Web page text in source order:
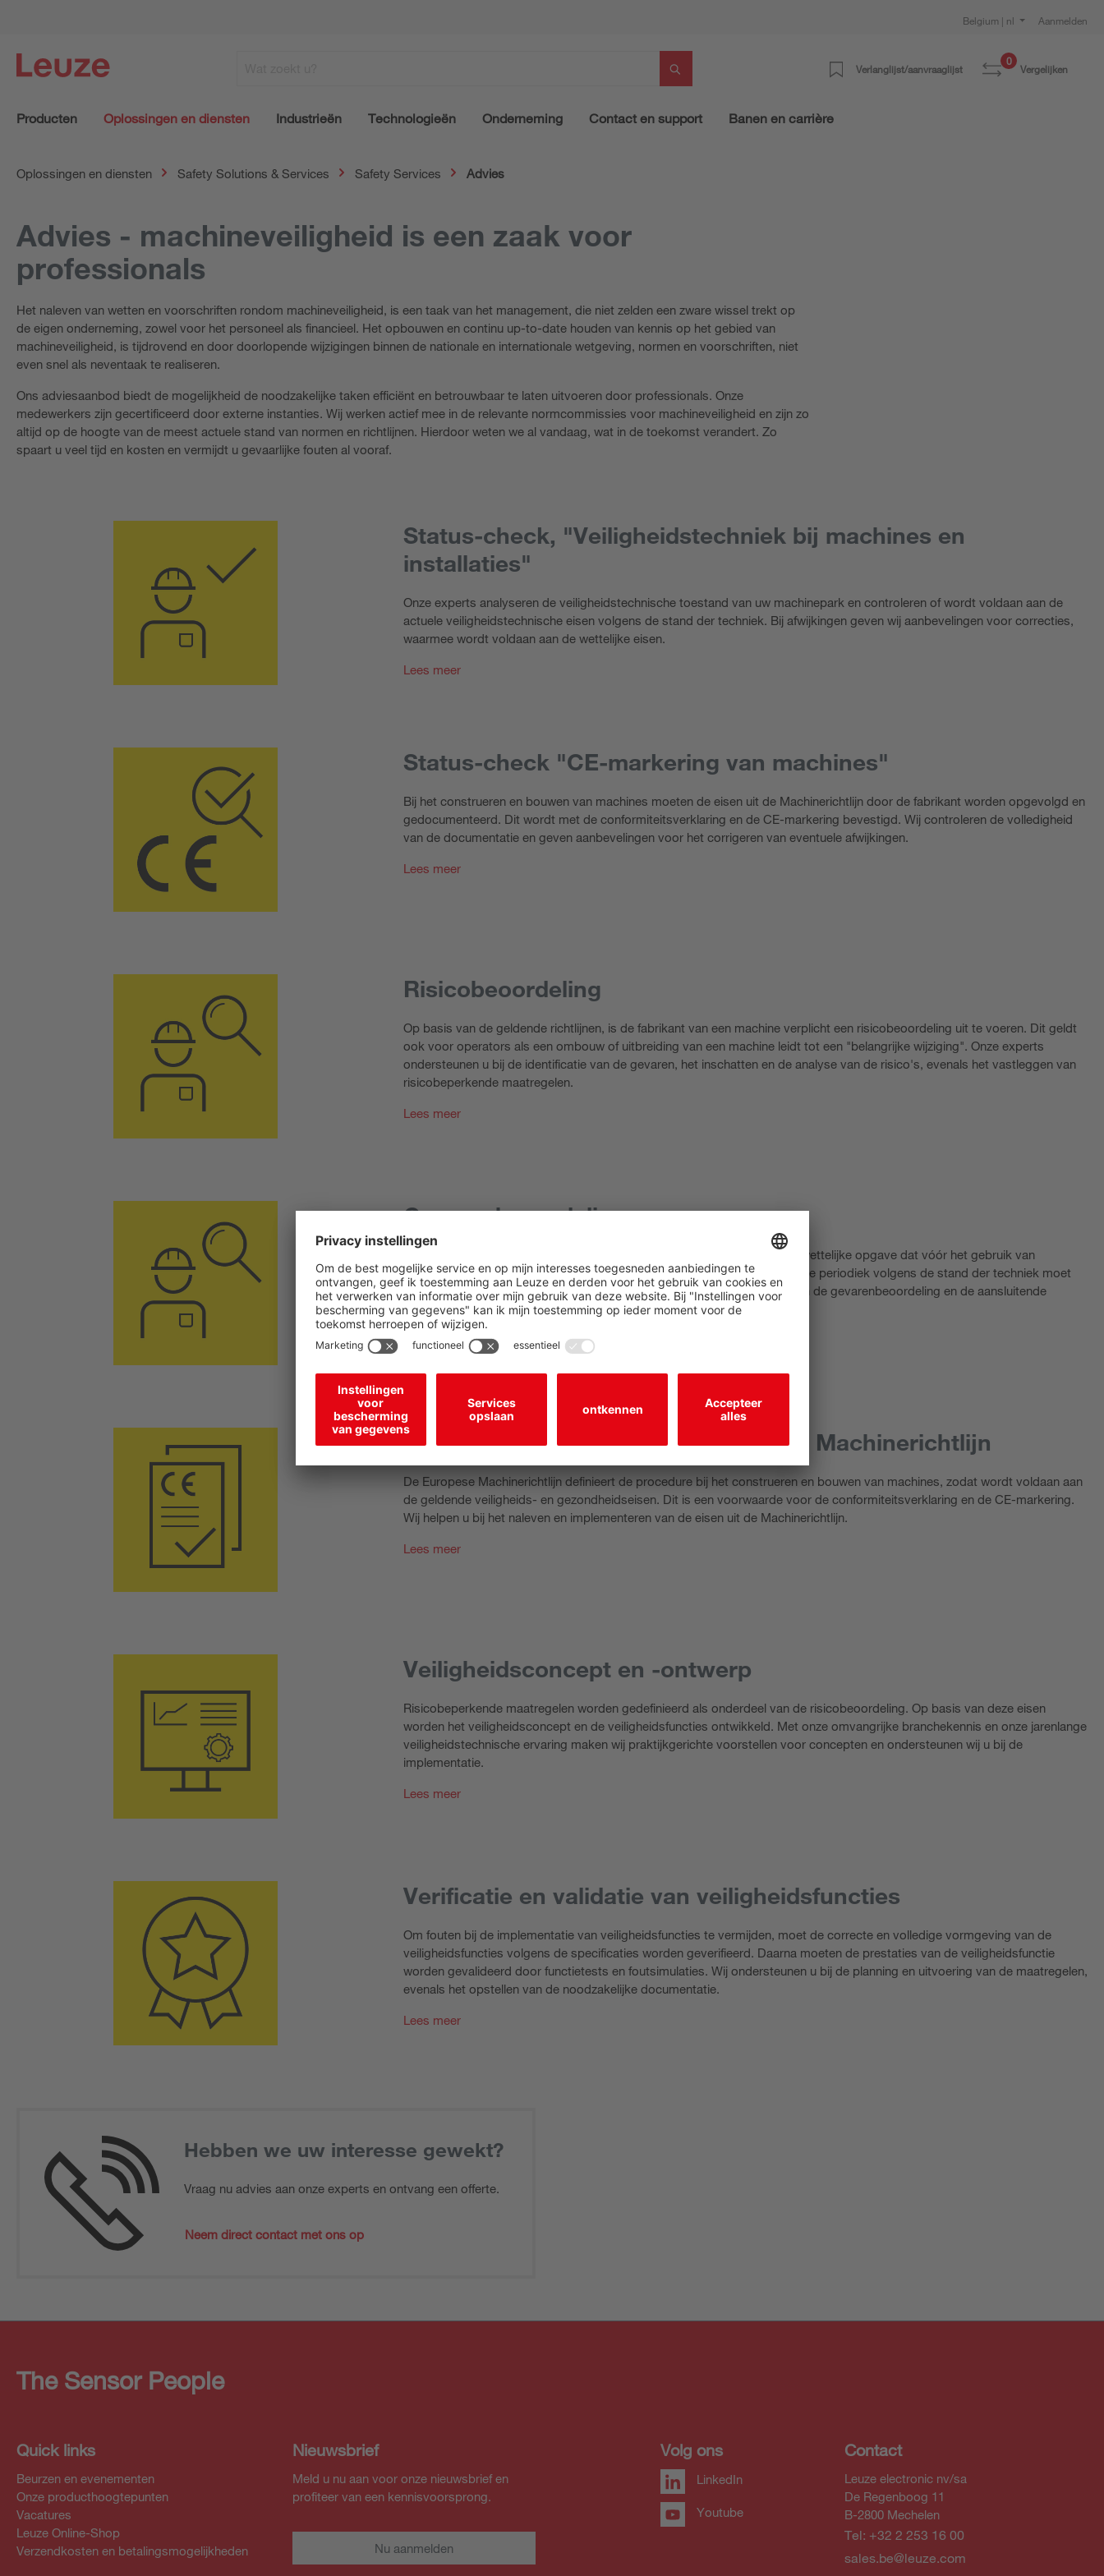
Belgium | nl Aanmelden
Verlanglijst/aanvraaglijst
0
Vergelijken
Producten Oplossingen en diensten Industrieën Technologieën Onderneming Contact en support Banen en carrière
Oplossingen en diensten Safety Solutions & Services Safety Services Advies
Advies - machineveiligheid is een zaak voor
professionals
Het naleven van wetten en voorschriften rondom machineveiligheid, is een taak van het management, die niet zelden een zware wissel trekt op
de eigen onderneming, zowel voor het personeel als financieel. Het opbouwen en continu up-to-date houden van kennis op het gebied van
machineveiligheid, is tijdrovend en door doorlopende wijzigingen binnen de nationale en internationale wetgeving, normen en voorschriften, niet
even snel als neventaak te realiseren.
Ons adviesaanbod biedt de mogelijkheid de noodzakelijke taken efficiënt en betrouwbaar te laten uitvoeren door professionals. Onze
medewerkers zijn gecertificeerd door externe instanties. Wij werken actief mee in de relevante normcommissies voor machineveiligheid en zijn zo
altijd op de hoogte van de meest actuele stand van normen en richtlijnen. Hierdoor weten we al vandaag, wat in de toekomst verandert. Zo
spaart u veel tijd en kosten en vermijdt u gevaarlijke fouten al vooraf.
Status-check, "Veiligheidstechniek bij machines en
installaties"
Onze experts analyseren de veiligheidstechnische toestand van uw machinepark en controleren of wordt voldaan aan de
actuele veiligheidstechnische eisen volgens de stand der techniek. Bij afwijkingen geven wij aanbevelingen voor correcties,
waarmee wordt voldaan aan de wettelijke eisen.
Lees meer
Status-check "CE-markering van machines"
Bij het construeren en bouwen van machines moeten de eisen uit de Machinerichtlijn door de fabrikant worden opgevolgd en
gedocumenteerd. Dit wordt met de conformiteitsverklaring en de CE-markering bevestigd. Wij controleren de volledigheid
van de documentatie en geven aanbevelingen voor het corrigeren van eventuele afwijkingen.
Lees meer
Risicobeoordeling
Op basis van de geldende richtlijnen, is de fabrikant van een machine verplicht een risicobeoordeling uit te voeren. Dit geldt
ook voor operators als een ombouw of uitbreiding van een machine leidt tot een "belangrijke wijziging". Onze experts
ondersteunen u bij de identificatie van de gevaren, het inschatten en de analyse van de risico's, evenals het vastleggen van
risicobeperkende maatregelen.
Lees meer
Gevarenbeoordeling
De bedrijfsveiligheidsverordening (BetrSichV) bevat voor werkgevers de wettelijke opgave dat vóór het gebruik van
arbeidsmiddelen een gevarenbeoordeling moet worden uitgevoerd en deze periodiek volgens de stand der techniek moet
worden geactualiseerd. Onze experts ondersteunen u bij de uitvoering van de gevarenbeoordeling en de aansluitende
documentatie.
Lees meer
Conformiteitsbeoordeling volgens de Machinerichtlijn
De Europese Machinerichtlijn definieert de procedure bij het construeren en bouwen van machines, zodat wordt voldaan aan
de geldende veiligheids- en gezondheidseisen. Dit is een voorwaarde voor de conformiteitsverklaring en de CE-markering.
Wij helpen u bij het naleven en implementeren van de eisen uit de Machinerichtlijn.
Lees meer
Veiligheidsconcept en -ontwerp
Risicobeperkende maatregelen worden gedefinieerd als onderdeel van de risicobeoordeling. Op basis van deze eisen
worden het veiligheidsconcept en de veiligheidsfuncties ontwikkeld. Met onze omvangrijke branchekennis en onze jarenlange
veiligheidstechnische ervaring maken wij praktijkgerichte voorstellen voor concepten en ondersteunen wij u bij de
implementatie.
Lees meer
Verificatie en validatie van veiligheidsfuncties
Om fouten bij de implementatie van veiligheidsfuncties te vermijden, moet de correcte en volledige vormgeving van de
veiligheidsfuncties volgens de specificaties worden geverifieerd. Daarna moeten de prestaties van de veiligheidsfunctie
worden gevalideerd door functietests en foutsimulaties. Wij ondersteunen u bij de planning en uitvoering van de maatregelen,
evenals het opstellen van de noodzakelijke documentatie.
Lees meer
Hebben we uw interesse gewekt?
Vraag nu advies aan onze experts en ontvang een offerte.
Neem direct contact met ons op
The Sensor People
Quick links
Beurzen en evenementen
Onze producthoogtepunten
Vacatures
Leuze Online-Shop
Verzendkosten en betalingsmogelijkheden
Nieuwsbrief
Meld u nu aan voor onze nieuwsbrief en
profiteer van een kennisvoorsprong.
Nu aanmelden
Volg ons
LinkedIn
Youtube
Contact
Leuze electronic nv/sa
De Regenboog 11
B-2800 Mechelen
Tel: +32 2 253 16 00
sales.be@leuze.com